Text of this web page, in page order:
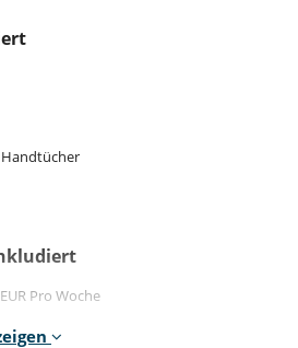
Ihr Wohlbefinden
Pro Woche